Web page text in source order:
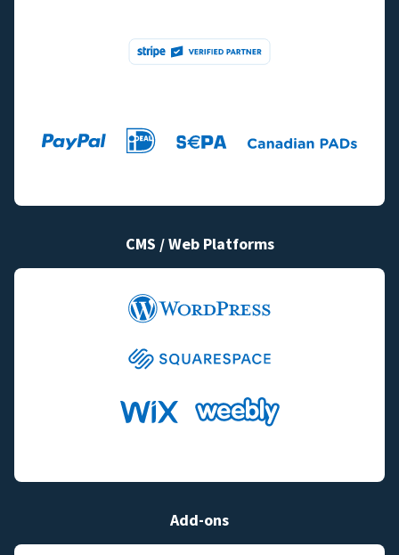
CMS / Web Platforms
Add-ons